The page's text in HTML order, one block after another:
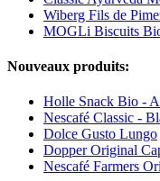
Wiberg Fils de
MOGLi Biscuits
Nouveaux produits:
Holle Snack Bio -
Nescafé Classic -
Dolce Gusto Lungo
Dopper Original
Nescafé Farmers